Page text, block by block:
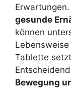
gesunde
können
Tablette
Bewegung